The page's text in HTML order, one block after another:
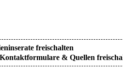
freischalten
& Quellen